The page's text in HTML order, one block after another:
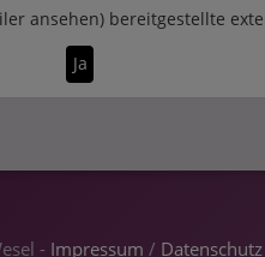
ansehen) bereitgestellte
Ja
- Impressum / Datenschutz